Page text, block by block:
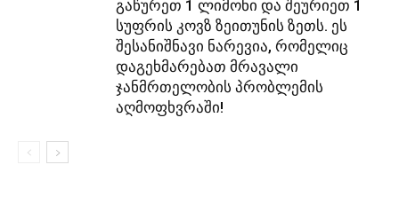
გაწურეთ 1 ლიმონი და შეურიეთ 1
სუფრის კოვზ ზეითუნის ზეთს. ეს
შესანიშნავი ნარევია, რომელიც
დაგეხმარებათ მრავალი
ჯანმრთელობის პრობლემის
აღმოფხვრაში!